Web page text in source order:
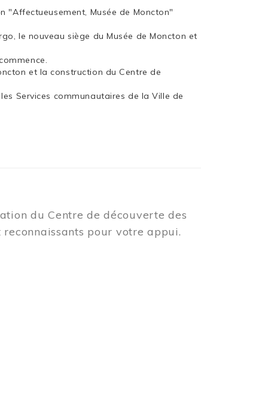
"Affectueusement, Musée de Moncton"
le nouveau siège du Musée de Moncton et
et la construction du Centre de
Services communautaires de la Ville de
du Centre de découverte des
pour votre appui.